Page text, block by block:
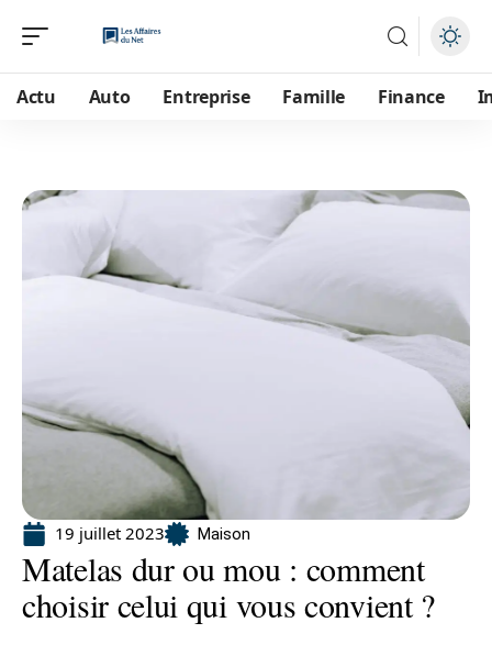
Actu Auto Entreprise Famille Finance
19 juillet 2023 Maison
Matelas dur ou mou : comment
choisir celui qui vous convient ?